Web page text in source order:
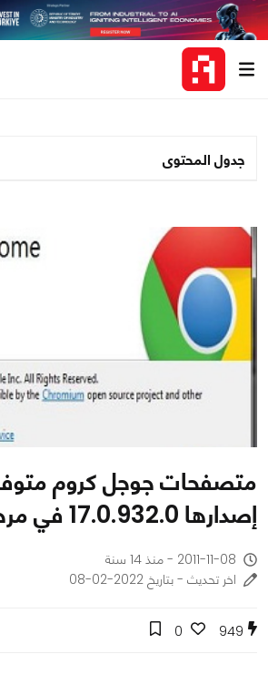
جدول المحتوى
متصفحات جوجل كروم
إصدارها 17.0.932.0 في مرحلة التطوير
2011-11-08 - منذ 14 سنة
اخر تحديث - بتاريخ 2022-02-08
949
0